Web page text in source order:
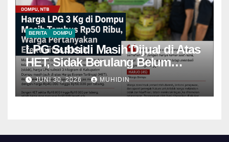
BERITA DOMPU
LPG Subsidi Masih Dijual di Atas
HET, Sidak Berulang Belum
Mampu Menekan Harga
JUNI 30, 2026 MUHIDIN